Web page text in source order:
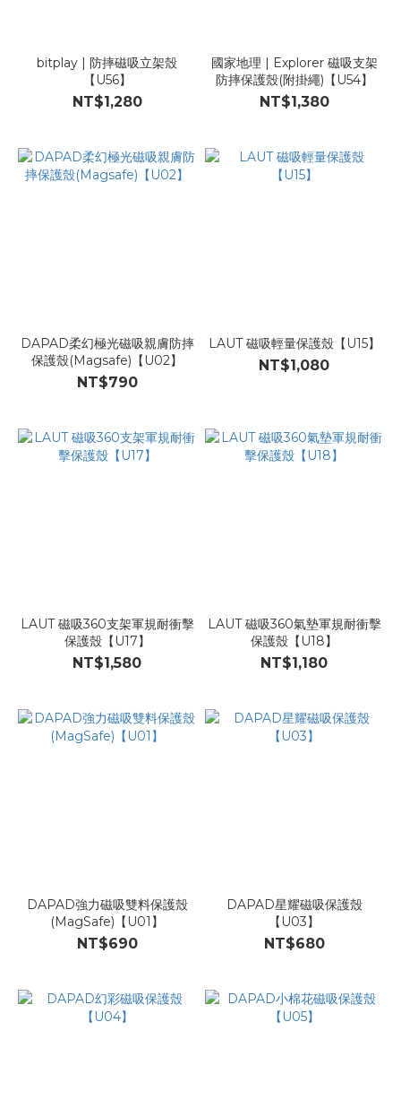
bitplay | 防摔磁吸立架殼
【U56】
NT$1,280
國家地理 | Explorer 磁吸支架
防摔保護殼(附掛繩)【U54】
NT$1,380
DAPAD柔幻極光磁吸親膚防摔
保護殼(Magsafe)【U02】
NT$790
LAUT 磁吸輕量保護殼【U15】
NT$1,080
LAUT 磁吸360支架軍規耐衝擊
保護殼【U17】
NT$1,580
LAUT 磁吸360氣墊軍規耐衝擊
保護殼【U18】
NT$1,180
DAPAD強力磁吸雙料保護殼
(MagSafe)【U01】
NT$690
DAPAD星耀磁吸保護殼
【U03】
NT$680